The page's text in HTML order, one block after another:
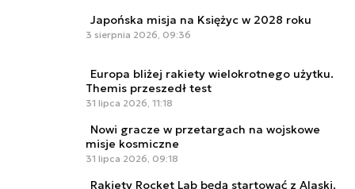
Japońska misja na Księżyc w 2028 roku
3 sierpnia 2026, 09:36
Europa bliżej rakiety wielokrotnego użytku.
Themis przeszedł test
31 lipca 2026, 11:18
Nowi gracze w przetargach na wojskowe
misje kosmiczne
31 lipca 2026, 09:18
Rakiety Rocket Lab będą startować z Alaski.